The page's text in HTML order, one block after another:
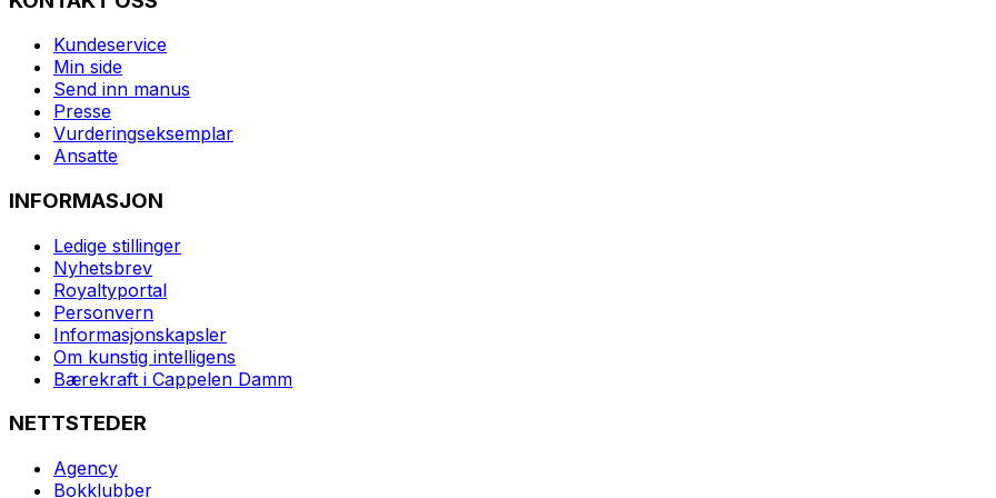
Kundeservice
Min side
Send inn manus
Presse
Vurderingseksemplar
Ansatte
INFORMASJON
Ledige stillinger
Nyhetsbrev
Royaltyportal
Personvern
Informasjonskapsler
Om kunstig intelligens
Bærekraft i Cappelen Damm
NETTSTEDER
Agency
Bokklubber